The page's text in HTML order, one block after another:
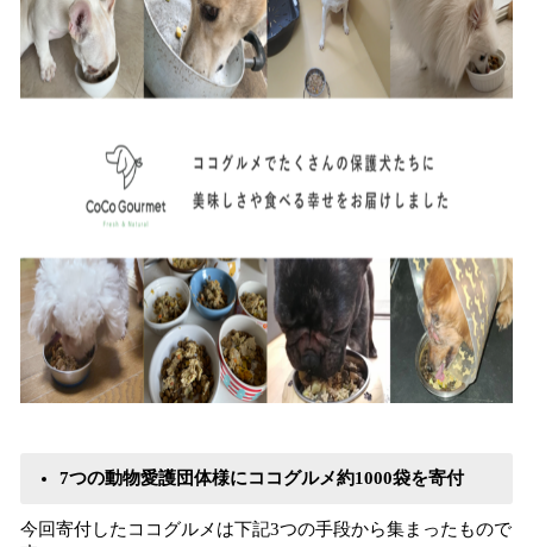
す
7つの動物愛護団体様にココグルメ約1000袋を寄付
今回寄付したココグルメは下記3つの手段から集まったもので